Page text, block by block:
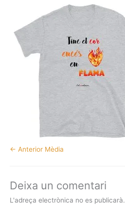
← Anterior Mèdia
Deixa un comentari
L'adreça electrònica no es publicarà.